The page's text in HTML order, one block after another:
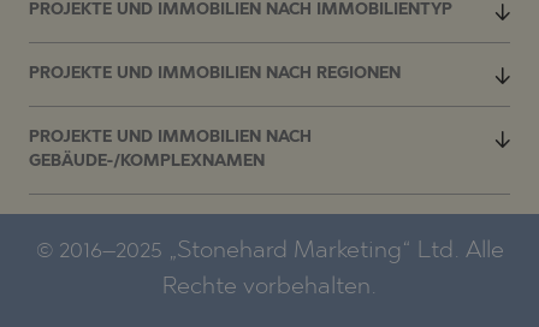
PROJEKTE UND IMMOBILIEN NACH IMMOBILIENTYP
PROJEKTE UND IMMOBILIEN NACH REGIONEN
PROJEKTE UND IMMOBILIEN NACH
GEBÄUDE-/KOMPLEXNAMEN
© 2016–2025 „Stonehard Marketing“ Ltd. Alle
Rechte vorbehalten.